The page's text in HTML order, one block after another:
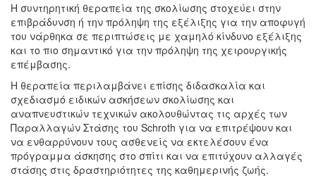
Η συντηρητική θεραπεία της σκολίωσης στοχεύει στην
επιβράδυνση ή την πρόληψη της εξέλιξης για την αποφυγή
του νάρθηκα σε περιπτώσεις με χαμηλό κίνδυνο εξέλιξης
και το πιο σημαντικό για την πρόληψη της χειρουργικής
επέμβασης.
Η θεραπεία περιλαμβάνει επίσης διδασκαλία και
σχεδιασμό ειδικών ασκήσεων σκολίωσης και
αναπνευστικών τεχνικών ακολουθώντας τις αρχές των
Παραλλαγών Στάσης του Schroth για να επιτρέψουν και
να ενθαρρύνουν τους ασθενείς να εκτελέσουν ένα
πρόγραμμα άσκησης στο σπίτι και να επιτύχουν αλλαγές
στάσης στις δραστηριότητες της καθημερινής ζωής.